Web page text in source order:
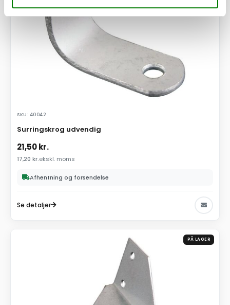
SKU: 40042
Surringskrog udvendig
21,50kr.
17,20 kr.ekskl. moms
Afhentning og forsendelse
Se detaljer
PÅ LAGER